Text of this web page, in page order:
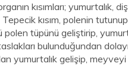
kısımları; yumurtalık,
kısım, polenin
polen tüpünü geliştirip,
bulunduğundan
yumurtalık gelişip, meyveyi